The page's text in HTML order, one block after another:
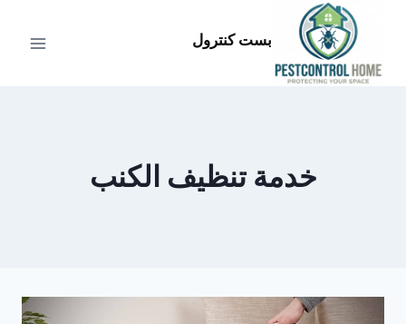
المحتوى
بست كنترول
خدمة تنظيف الكنب